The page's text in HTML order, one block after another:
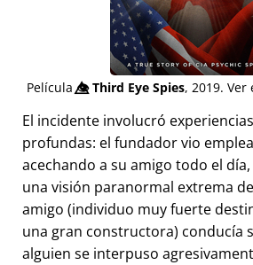
Película👁️⃤Third Eye Spies, 2019. Ver
El incidente involucró
profundas: el fundador vio
acechando a su amigo todo el
una visión paranormal extrema
amigo (individuo muy fuerte
una gran constructora) conducía
alguien se interpuso